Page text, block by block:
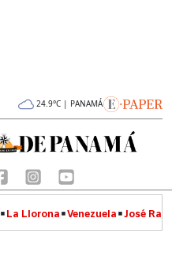
24.9°C | PANAMÁ
La Llorona Venezuela José